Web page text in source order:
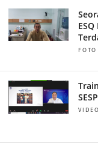
FOTO
VIDEO